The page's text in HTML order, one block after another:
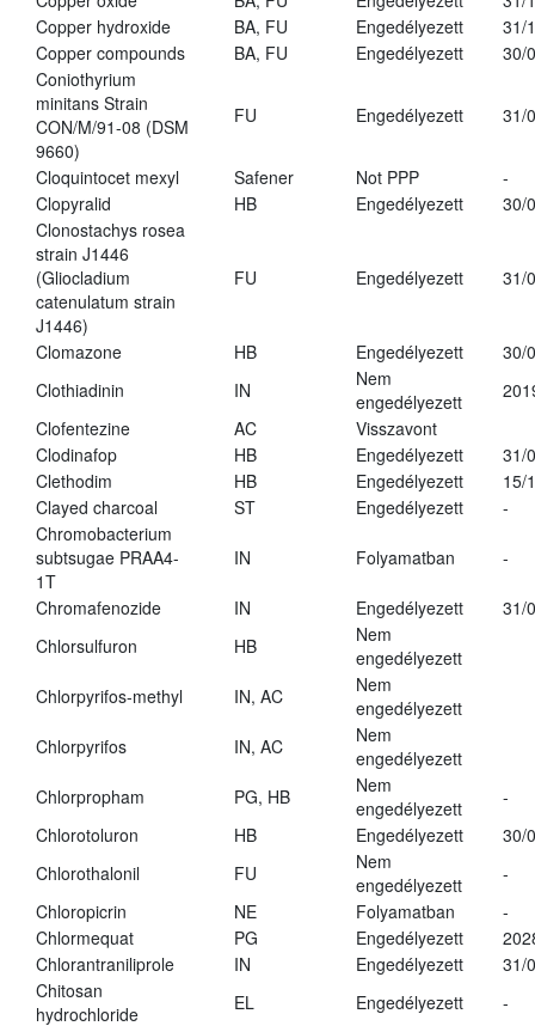
Copper hydroxide
BA, FU Engedélyezett
31/
Copper compounds
BA, FU Engedélyezett
30/
Coniothyrium
minitans Strain
CON/M/91-08 (DSM
9660)
FU Engedélyezett 31/
Cloquintocet mexyl Safener Not PPP
-
Clopyralid
HB Engedélyezett
30/
Clonostachys rosea
strain J1446
(Gliocladium
catenulatum strain
J1446)
FU Engedélyezett 31/
Clomazone HB Engedélyezett
30/
Clothiadinin
IN
Nem
engedélyezett
Clofentezine
AC
Visszavont
Clodinafop
HB Engedélyezett
31/
Clethodim
HB Engedélyezett
15/
Clayed charcoal
ST Engedélyezett
-
Chromobacterium
subtsugae PRAA4-
1T
IN Folyamatban -
Chromafenozide IN Engedélyezett
31/
Chlorsulfuron
HB
Nem
engedélyezett
Chlorpyrifos-methyl
IN, AC
Nem
engedélyezett
Chlorpyrifos
IN, AC
Nem
engedélyezett
Chlorpropham
PG, HB
Nem
engedélyezett
-
Chlorotoluron
HB Engedélyezett
30/
Chlorothalonil
FU
Nem
engedélyezett
-
Chloropicrin
NE Folyamatban
-
Chlormequat
PG Engedélyezett
Chlorantraniliprole
IN Engedélyezett
31/
Chitosan
hydrochloride
EL Engedélyezett -